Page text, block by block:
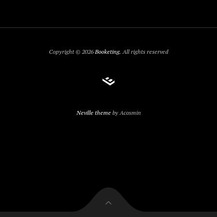
Copyright © 2026Booketing. All rights reserved
Neville themeby Acosmin